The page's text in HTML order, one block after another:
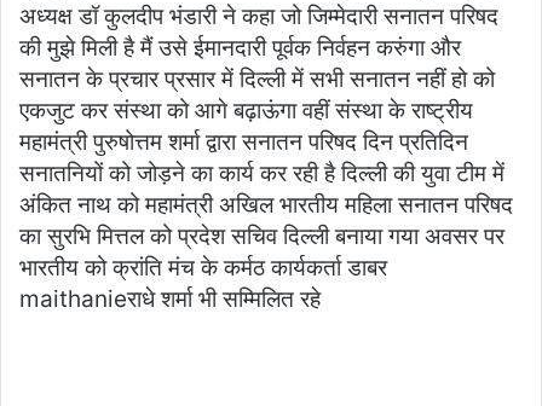
अध्यक्ष डॉ कुलदीप भंडारी ने कहा जो जिम्मेदारी सनातन परिषद
की मुझे मिली है मैं उसे ईमानदारी पूर्वक निर्वहन करुंगा और
सनातन के प्रचार प्रसार में दिल्ली में सभी सनातन नहीं हो को
एकजुट कर संस्था को आगे बढ़ाऊंगा वहीं संस्था के राष्ट्रीय
महामंत्री पुरुषोत्तम शर्मा द्वारा सनातन परिषद दिन प्रतिदिन
सनातनियों को जोड़ने का कार्य कर रही है दिल्ली की युवा टीम में
अंकित नाथ को महामंत्री अखिल भारतीय महिला सनातन परिषद
का सुरभि मित्तल को प्रदेश सचिव दिल्ली बनाया गया अवसर पर
भारतीय को क्रांति मंच के कर्मठ कार्यकर्ता डाबर
maithanieराधे शर्मा भी सम्मिलित रहे